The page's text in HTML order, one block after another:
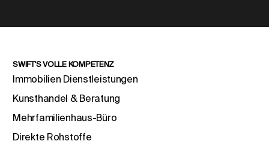
SWIFT'S VOLLE KOMPETENZ
Immobilien Dienstleistungen
Kunsthandel & Beratung
Mehrfamilienhaus-Büro
Direkte Rohstoffe